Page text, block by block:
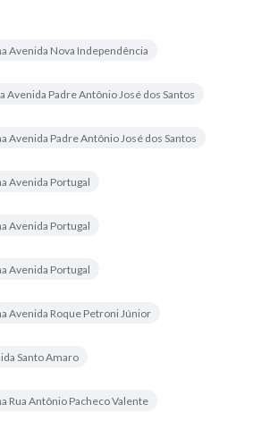
Avenida Nova Independência
Avenida Padre Antônio José dos Santos
Avenida Padre Antônio José dos Santos
Avenida Portugal
Avenida Portugal
Avenida Portugal
Avenida Roque Petroni Júnior
Santo Amaro
Rua Antônio Pacheco Valente